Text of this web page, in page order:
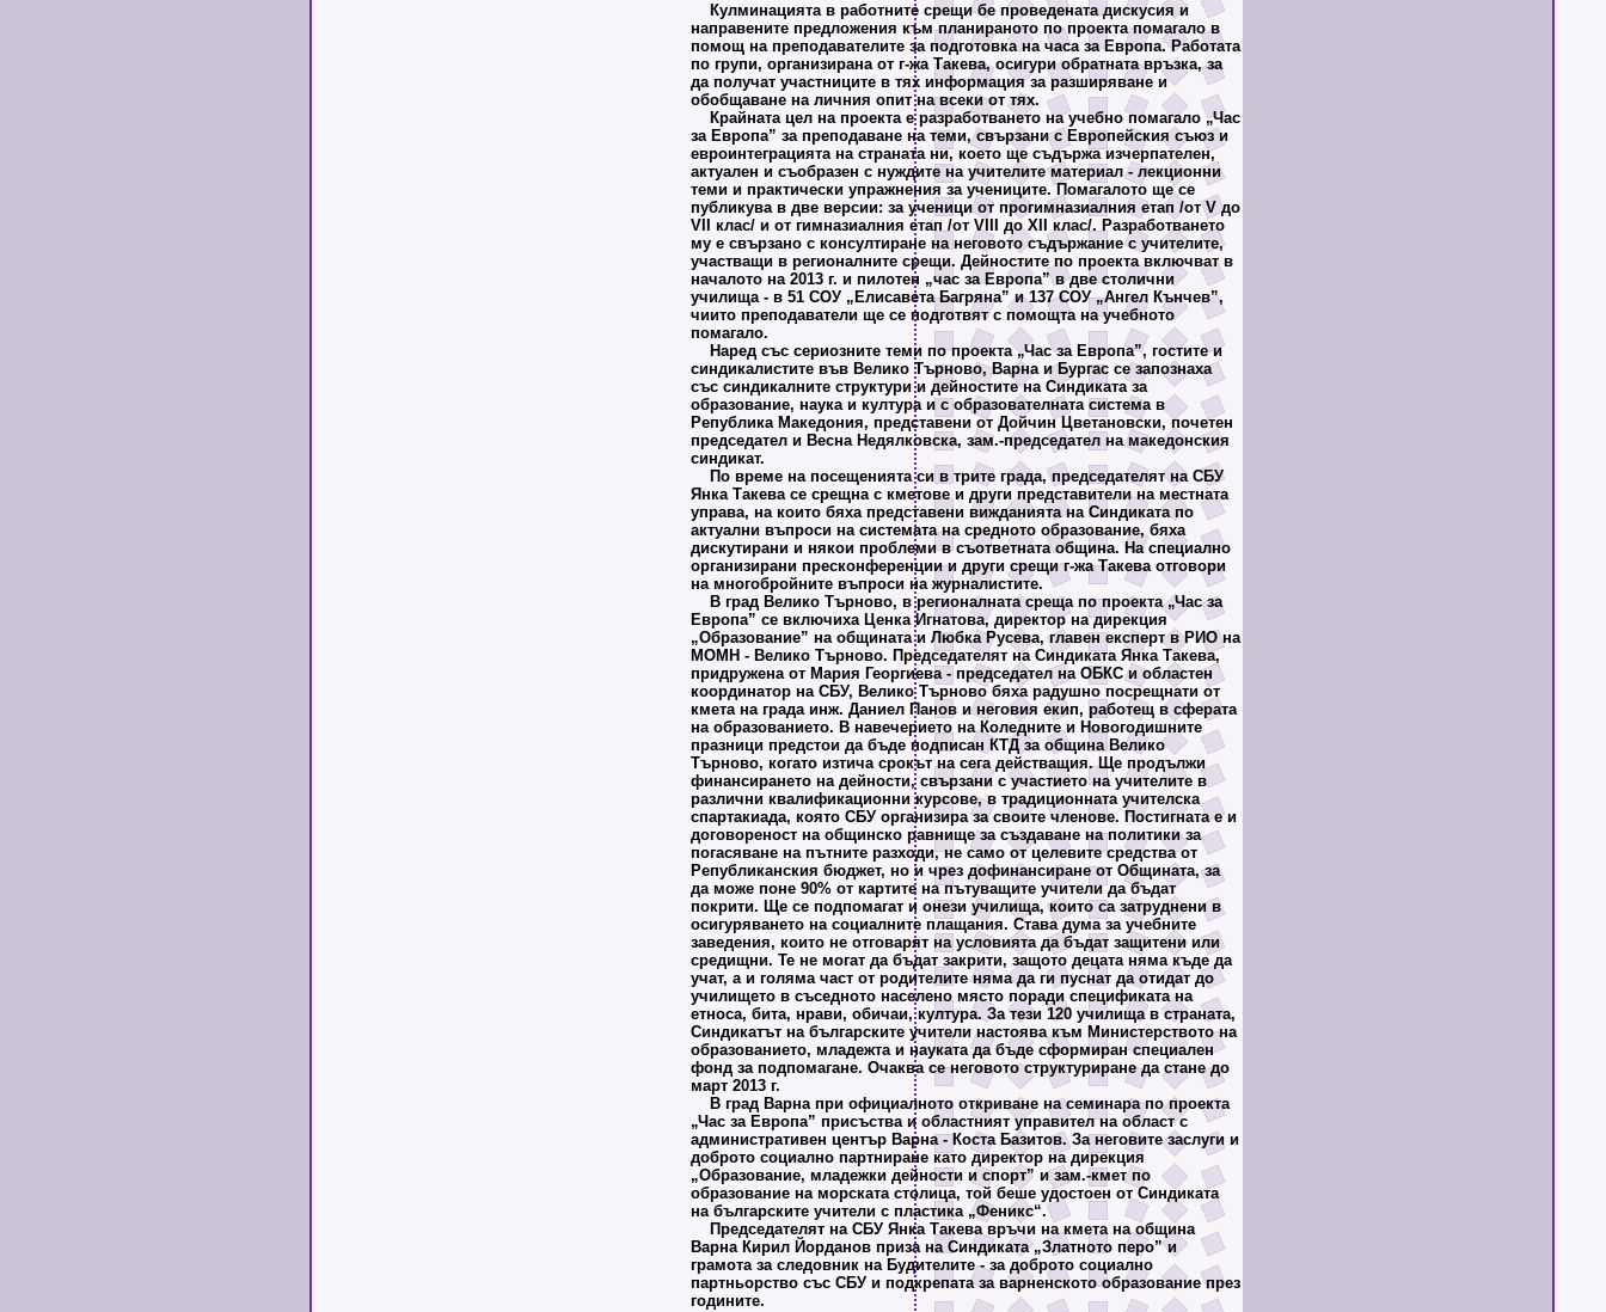
Кулминацията в работните срещи бе проведената дискусия и
направените предложения към планираното по проекта помагало в
помощ на преподавателите за подготовка на часа за Европа. Работата
по групи, организирана от г-жа Такева, осигури обратната връзка, за
да получат участниците в тях информация за разширяване и
обобщаване на личния опит на всеки от тях.
Крайната цел на проекта е разработването на учебно помагало „Час
за Европа” за преподаване на теми, свързани с Европейския съюз и
евроинтеграцията на страната ни, което ще съдържа изчерпателен,
актуален и съобразен с нуждите на учителите материал - лекционни
теми и практически упражнения за учениците. Помагалото ще се
публикува в две версии: за ученици от прогимназиалния етап /от V до
VII клас/ и от гимназиалния етап /от VIII до XII клас/. Разработването
му е свързано с консултиране на неговото съдържание с учителите,
участващи в регионалните срещи. Дейностите по проекта включват в
началото на 2013 г. и пилотен „час за Европа” в две столични
училища - в 51 СОУ „Елисавета Багряна” и 137 СОУ „Ангел Кънчев”,
чиито преподаватели ще се подготвят с помощта на учебното
помагало.
Наред със сериозните теми по проекта „Час за Европа”, гостите и
синдикалистите във Велико Търново, Варна и Бургас се запознаха
със синдикалните структури и дейностите на Синдиката за
образование, наука и култура и с образователната система в
Република Македония, представени от Дойчин Цветановски, почетен
председател и Весна Недялковска, зам.-председател на македонския
синдикат.
По време на посещенията си в трите града, председателят на СБУ
Янка Такева се срещна с кметове и други представители на местната
управа, на които бяха представени вижданията на Синдиката по
актуални въпроси на системата на средното образование, бяха
дискутирани и някои проблеми в съответната община. На специално
организирани пресконференции и други срещи г-жа Такева отговори
на многобройните въпроси на журналистите.
В град Велико Търново, в регионалната среща по проекта „Час за
Европа” се включиха Ценка Игнатова, директор на дирекция
„Образование” на общината и Любка Русева, главен експерт в РИО на
МОМН - Велико Търново. Председателят на Синдиката Янка Такева,
придружена от Мария Георгиева - председател на ОБКС и областен
координатор на СБУ, Велико Търново бяха радушно посрещнати от
кмета на града инж. Даниел Панов и неговия екип, работещ в сферата
на образованието. В навечерието на Коледните и Новогодишните
празници предстои да бъде подписан КТД за община Велико
Търново, когато изтича срокът на сега действащия. Ще продължи
финансирането на дейности, свързани с участието на учителите в
различни квалификационни курсове, в традиционната учителска
спартакиада, която СБУ организира за своите членове. Постигната е и
договореност на общинско равнище за създаване на политики за
погасяване на пътните разходи, не само от целевите средства от
Републиканския бюджет, но и чрез дофинансиране от Общината, за
да може поне 90% от картите на пътуващите учители да бъдат
покрити. Ще се подпомагат и онези училища, които са затруднени в
осигуряването на социалните плащания. Става дума за учебните
заведения, които не отговарят на условията да бъдат защитени или
средищни. Те не могат да бъдат закрити, защото децата няма къде да
учат, а и голяма част от родителите няма да ги пуснат да отидат до
училището в съседното населено място поради спецификата на
етноса, бита, нрави, обичаи, култура. За тези 120 училища в страната,
Синдикатът на българските учители настоява към Министерството на
образованието, младежта и науката да бъде сформиран специален
фонд за подпомагане. Очаква се неговото структуриране да стане до
март 2013 г.
В град Варна при официалното откриване на семинара по проекта
„Час за Европа” присъства и областният управител на област с
административен център Варна - Коста Базитов. За неговите заслуги и
доброто социално партниране като директор на дирекция
„Образование, младежки дейности и спорт” и зам.-кмет по
образование на морската столица, той беше удостоен от Синдиката
на българските учители с пластика „Феникс“.
Председателят на СБУ Янка Такева връчи на кмета на община
Варна Кирил Йорданов приза на Синдиката „Златното перо” и
грамота за следовник на Будителите - за доброто социално
партньорство със СБУ и подкрепата за варненското образование през
годините.